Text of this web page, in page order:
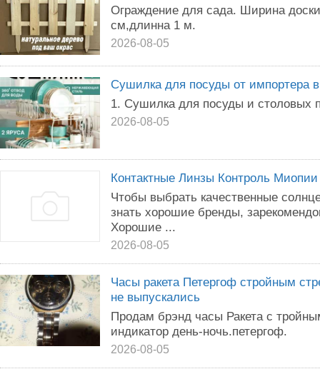
Ограждение для сада. Ширина
см,длинна 1 м.
2026-08-05
Сушилка для посуды от импортера
1. Сушилка для посуды и столовых
2026-08-05
Контактные Линзы Контроль Миопии
Чтобы выбрать качественные
знать хорошие бренды,
Хорошие ...
2026-08-05
Часы ракета Петергоф стройным
не выпускались
Продам брэнд часы Ракета с
индикатор день-ночь.петергоф.
2026-08-05